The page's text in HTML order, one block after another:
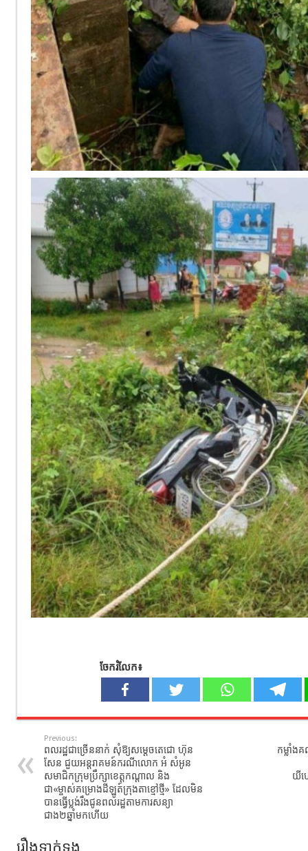
ចែករំលែក៖
Previous:
ពលរដ្ឋជាច្រើននាក់ សុំឱ្យសម្តេចតេជោ ហ៊ុន
សែន ជួយអន្តរាគមន៍ករណីលោក អំ សំអូន
សមាជិកក្រុមប្រឹក្សាខេត្តកណ្តាល និង
ជា«ម្ចាស់គម្រោងដីឡូត៍ក្រុងតាខ្មៅថ្មី» ដែលមិន
បានធ្វើប្លង់រឹងជូនពលរដ្ឋតាមការសន្យា
ជាង២ឆ្នាំមកហើយ
កម្លាំង
យីហ